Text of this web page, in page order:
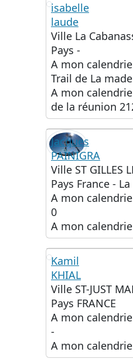
IL
isabelle
laude
Ville La
Pays -
A mon
Trail de La
A mon
de la réunion
Jacques
PAÏNIGRA
Ville ST GILLES
Pays France -
A mon
0
A mon
KK
Kamil
KHIAL
Ville ST-JUST
Pays FRANCE
A mon
-
A mon